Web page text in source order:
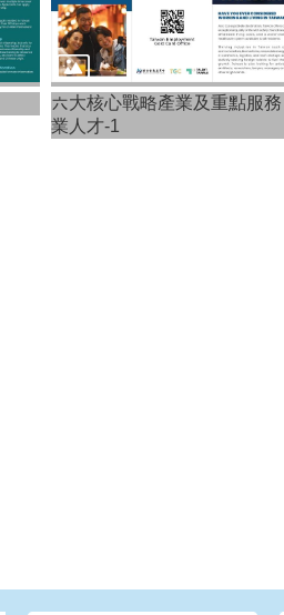
六大核心戰略產業及重點服務
業人才-1